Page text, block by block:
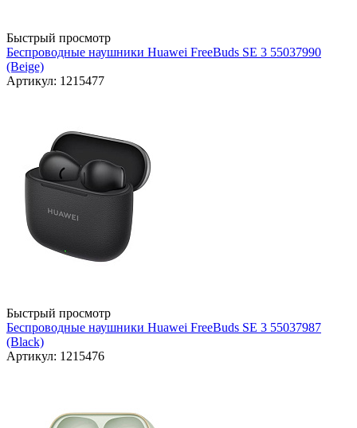
Быстрый просмотр
Беспроводные наушники Huawei FreeBuds SE 3 55037990
(Beige)
Артикул: 1215477
Быстрый просмотр
Беспроводные наушники Huawei FreeBuds SE 3 55037987
(Black)
Артикул: 1215476